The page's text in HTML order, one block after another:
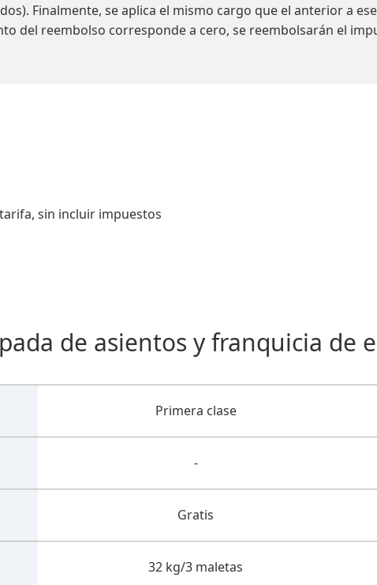
Finalmente, se aplica el mismo cargo que el anterior a
del reembolso corresponde a cero, se reembolsarán el
sin incluir impuestos
de asientos y franquicia de
Primera clase
-
Gratis
32 kg/3 maletas